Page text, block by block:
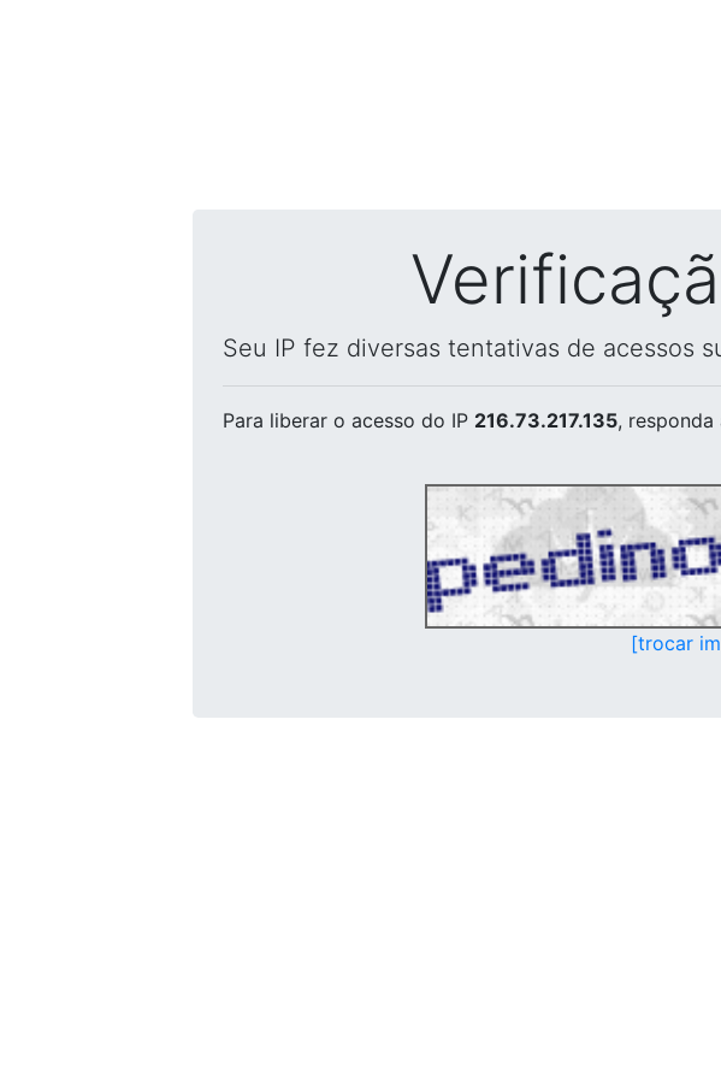
Seu IP fez diversas tentativas de acessos
Para liberar o acesso do IP 216.73.217.135,
[trocar